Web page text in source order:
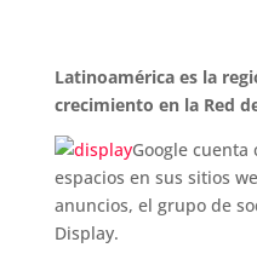
Latinoamérica es la
crecimiento en la Red
Google cuenta
espacios en sus sitios
anuncios, el grupo de
Display.